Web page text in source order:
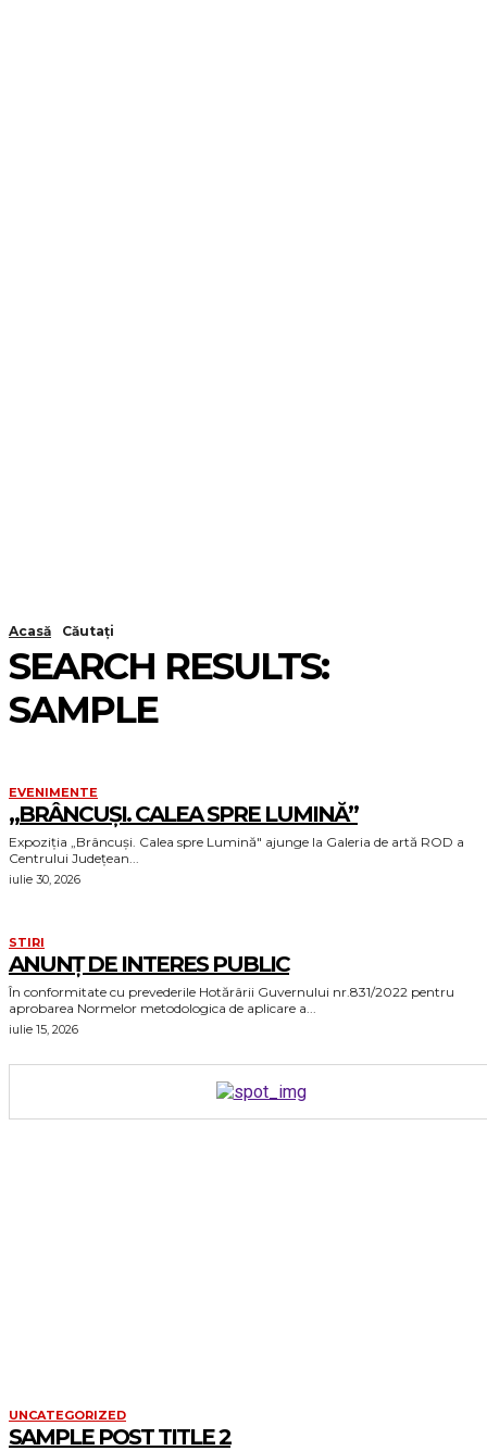
Acasă Căutați
SEARCH RESULTS:
SAMPLE
EVENIMENTE
„BRÂNCUȘI. CALEA SPRE LUMINĂ”
Expoziția „Brâncuși. Calea spre Lumină" ajunge la Galeria de artă ROD a
Centrului Județean...
iulie 30, 2026
STIRI
ANUNȚ DE INTERES PUBLIC
În conformitate cu prevederile Hotărârii Guvernului nr.831/2022 pentru
aprobarea Normelor metodologica de aplicare a...
iulie 15, 2026
UNCATEGORIZED
SAMPLE POST TITLE 2